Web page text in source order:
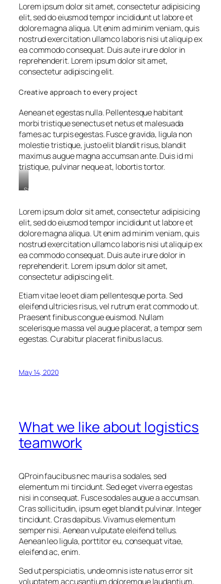
Lorem ipsum dolor sit amet, consectetur adipisicing
elit, sed do eiusmod tempor incididunt ut labore et
dolore magna aliqua. Ut enim ad minim veniam, quis
nostrud exercitation ullamco laboris nisi ut aliquip ex
ea commodo consequat. Duis aute irure dolor in
reprehenderit. Lorem ipsum dolor sit amet,
consectetur adipiscing elit.
Creative approach to every project
Aenean et egestas nulla. Pellentesque habitant
morbi tristique senectus et netus et malesuada
fames ac turpis egestas. Fusce gravida, ligula non
molestie tristique, justo elit blandit risus, blandit
maximus augue magna accumsan ante. Duis id mi
tristique, pulvinar neque at, lobortis tortor.
Stet
gubergren,
no
sea
sanctus
est
labore
et
dolore.
Kevin
Smith
Lorem ipsum dolor sit amet, consectetur adipisicing
elit, sed do eiusmod tempor incididunt ut labore et
dolore magna aliqua. Ut enim ad minim veniam, quis
nostrud exercitation ullamco laboris nisi ut aliquip ex
ea commodo consequat. Duis aute irure dolor in
reprehenderit. Lorem ipsum dolor sit amet,
consectetur adipiscing elit.
Etiam vitae leo et diam pellentesque porta. Sed
eleifend ultricies risus, vel rutrum erat commodo ut.
Praesent finibus congue euismod. Nullam
scelerisque massa vel augue placerat, a tempor sem
egestas. Curabitur placerat finibus lacus.
May 14, 2020
What we like about logistics
teamwork
QProin faucibus nec mauris a sodales, sed
elementum mi tincidunt. Sed eget viverra egestas
nisi in consequat. Fusce sodales augue a accumsan.
Cras sollicitudin, ipsum eget blandit pulvinar. Integer
tincidunt. Cras dapibus. Vivamus elementum
semper nisi. Aenean vulputate eleifend tellus.
Aenean leo ligula, porttitor eu, consequat vitae,
eleifend ac, enim.
Sed ut perspiciatis, unde omnis iste natus error sit
voluptatem accusantium doloremque laudantium,